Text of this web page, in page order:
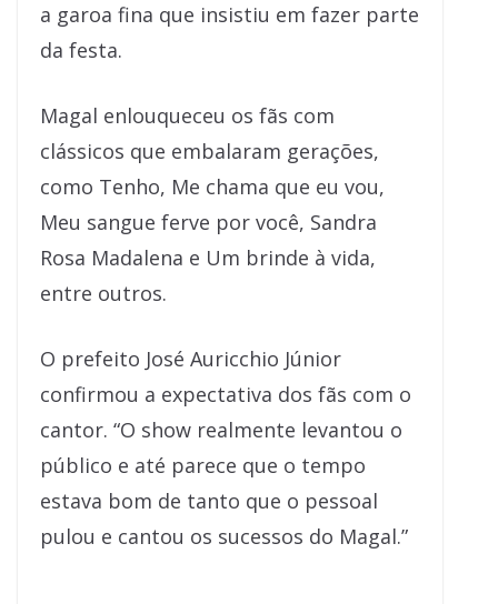
a garoa fina que insistiu em fazer parte
da festa.
Magal enlouqueceu os fãs com
clássicos que embalaram gerações,
como Tenho, Me chama que eu vou,
Meu sangue ferve por você, Sandra
Rosa Madalena e Um brinde à vida,
entre outros.
O prefeito José Auricchio Júnior
confirmou a expectativa dos fãs com o
cantor. “O show realmente levantou o
público e até parece que o tempo
estava bom de tanto que o pessoal
pulou e cantou os sucessos do Magal.”